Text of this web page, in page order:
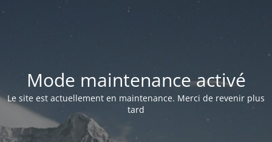
Mode maintenance activé
Le site est actuellement en maintenance. Merci de revenir plus
tard